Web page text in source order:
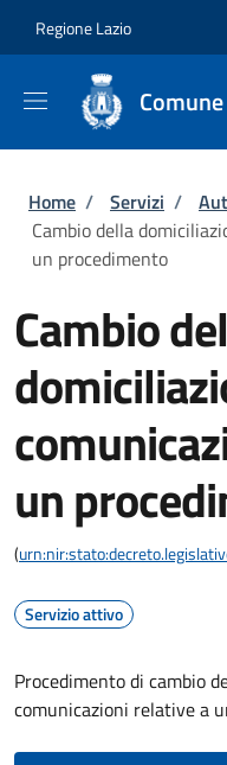
Regione Lazio
Briciole di
Home / Servizi /
Cambio della
un procedimento
Cambio
un
(
Servizio attivo
Procedimento di cambio
comunicazioni relative a